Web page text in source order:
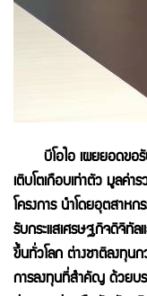
บีโอไอ เผยยอดขอรับ
เติบโตเกือบเท่าตัว มูลค่า
โครงการ นำโดยอุตสาหก
รับกระแสเศรษฐกิจดิจิทัล
ขึ้นทั่วโลก ต่างชาติลงทุน
การลงทุนที่สำคัญ ด้วยบร